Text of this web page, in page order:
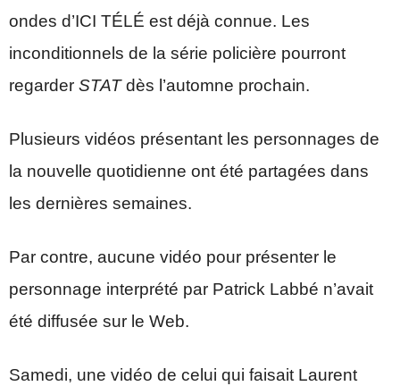
ondes d’ICI TÉLÉ est déjà connue. Les
inconditionnels de la série policière pourront
regarder STATdès l’automne prochain.
Plusieurs vidéos présentant les personnages de
la nouvelle quotidienne ont été partagées dans
les dernières semaines.
Par contre, aucune vidéo pour présenter le
personnage interprété par Patrick Labbé n’avait
été diffusée sur le Web.
Samedi, une vidéo de celui qui faisait Laurent